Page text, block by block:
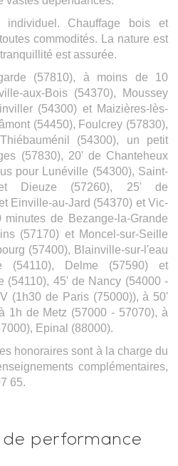
individuel. Chauffage bois et
commodités. La nature est
est assurée.
(57810), à moins de 10
aux-Bois (54370), Moussey
(54300) et Maizières-lès-
(54450), Foulcrey (57830),
(54300), un petit
(57830), 20' de Chanteheux
pour Lunéville (54300), Saint-
Dieuze (57260), 25' de
Einville-au-Jard (54370) et Vic-
de Bezange-la-Grande
(57170) et Moncel-sur-Seille
(57400), Blainville-sur-l'eau
(54110), Delme (57590) et
(54110), 45' de Nancy (54000 -
(1h30 de Paris (75000)), à 50'
1h de Metz (57000 - 57070), à
Epinal (88000).
honoraires sont à la charge du
complémentaires,
65.
de performance